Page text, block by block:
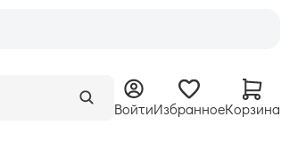
ВойтиИзбранноеКорзина